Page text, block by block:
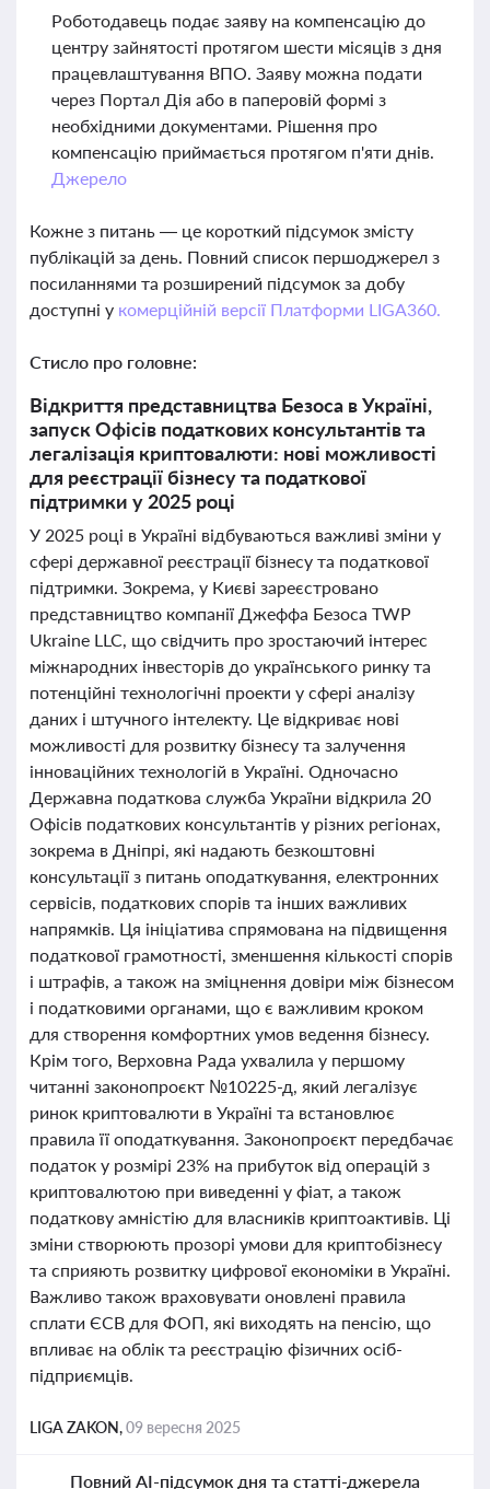
Роботодавець подає заяву на компенсацію до
центру зайнятості протягом шести місяців з дня
працевлаштування ВПО. Заяву можна подати
через Портал Дія або в паперовій формі з
необхідними документами. Рішення про
компенсацію приймається протягом п'яти днів.
Джерело
Кожне з питань — це короткий підсумок змісту
публікацій за день. Повний список першоджерел з
посиланнями та розширений підсумок за добу
доступні у комерційній версії Платформи LIGA360.
Стисло про головне:
Відкриття представництва Безоса в Україні,
запуск Офісів податкових консультантів та
легалізація криптовалюти: нові можливості
для реєстрації бізнесу та податкової
підтримки у 2025 році
У 2025 році в Україні відбуваються важливі зміни у
сфері державної реєстрації бізнесу та податкової
підтримки. Зокрема, у Києві зареєстровано
представництво компанії Джеффа Безоса TWP
Ukraine LLC, що свідчить про зростаючий інтерес
міжнародних інвесторів до українського ринку та
потенційні технологічні проекти у сфері аналізу
даних і штучного інтелекту. Це відкриває нові
можливості для розвитку бізнесу та залучення
інноваційних технологій в Україні. Одночасно
Державна податкова служба України відкрила 20
Офісів податкових консультантів у різних регіонах,
зокрема в Дніпрі, які надають безкоштовні
консультації з питань оподаткування, електронних
сервісів, податкових спорів та інших важливих
напрямків. Ця ініціатива спрямована на підвищення
податкової грамотності, зменшення кількості спорів
і штрафів, а також на зміцнення довіри між бізнесом
і податковими органами, що є важливим кроком
для створення комфортних умов ведення бізнесу.
Крім того, Верховна Рада ухвалила у першому
читанні законопроєкт №10225-д, який легалізує
ринок криптовалюти в Україні та встановлює
правила її оподаткування. Законопроєкт передбачає
податок у розмірі 23% на прибуток від операцій з
криптовалютою при виведенні у фіат, а також
податкову амністію для власників криптоактивів. Ці
зміни створюють прозорі умови для криптобізнесу
та сприяють розвитку цифрової економіки в Україні.
Важливо також враховувати оновлені правила
сплати ЄСВ для ФОП, які виходять на пенсію, що
впливає на облік та реєстрацію фізичних осіб-
підприємців.
LIGA ZAKON,09 вересня 2025
Повний AI-підсумок дня та статті-джерела